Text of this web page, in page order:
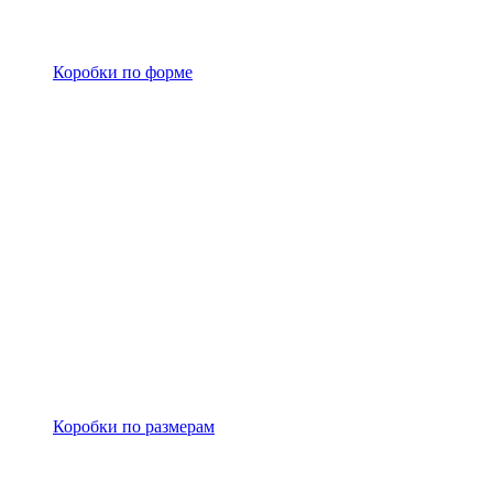
Коробки по форме
Коробки по размерам